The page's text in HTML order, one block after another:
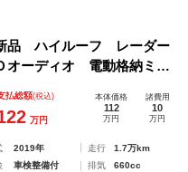
品 ハイルーフ レーダー
ーディオ 電動格納ミラ
払総額(税込)
万円
本体価格
112
万円
諸費用
10
万円
2019年 走行
1.7万km
車検整備付 排気
660cc